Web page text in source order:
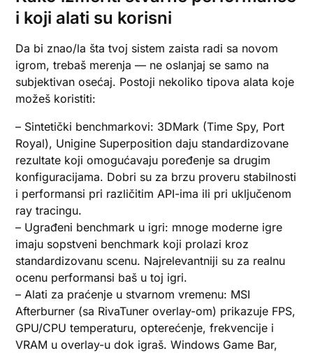
i koji alati su korisni
Da bi znao/la šta tvoj sistem zaista radi sa novom
igrom, trebaš merenja — ne oslanjaj se samo na
subjektivan osećaj. Postoji nekoliko tipova alata koje
možeš koristiti:
– Sintetički benchmarkovi: 3DMark (Time Spy, Port
Royal), Unigine Superposition daju standardizovane
rezultate koji omogućavaju poređenje sa drugim
konfiguracijama. Dobri su za brzu proveru stabilnosti
i performansi pri različitim API-ima ili pri uključenom
ray tracingu.
– Ugrađeni benchmark u igri: mnoge moderne igre
imaju sopstveni benchmark koji prolazi kroz
standardizovanu scenu. Najrelevantniji su za realnu
ocenu performansi baš u toj igri.
– Alati za praćenje u stvarnom vremenu: MSI
Afterburner (sa RivaTuner overlay-om) prikazuje FPS,
GPU/CPU temperaturu, opterećenje, frekvencije i
VRAM u overlay-u dok igraš. Windows Game Bar,